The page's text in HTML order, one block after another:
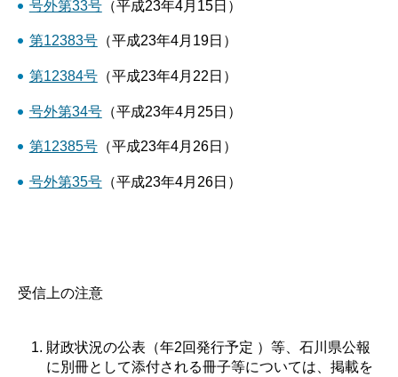
号外第33号（平成23年4月15日）
第12383号（平成23年4月19日）
第12384号（平成23年4月22日）
号外第34号（平成23年4月25日）
第12385号（平成23年4月26日）
号外第35号（平成23年4月26日）
受信上の注意
財政状況の公表（年2回発行予定 ）等、石川県公報
に別冊として添付される冊子等については、掲載を